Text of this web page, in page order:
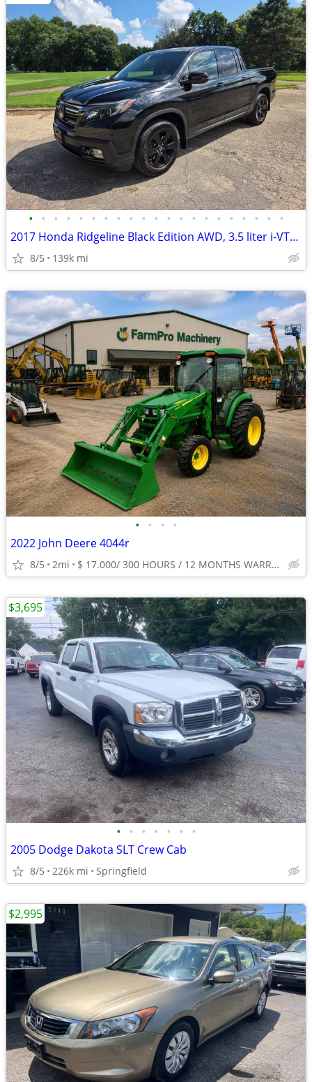
• • • • • • • • • • • • • • • • • • • • •
2017 Honda Ridgeline Black Edition AWD, 3.5 liter i-VTEC V-6 only 139K
8/5 139k mi
• • • •
2022 John Deere 4044r
8/5 2mi $ 17.000/ 300 HOURS / 12 MONTHS WARRANTY
• • • • • • •
2005 Dodge Dakota SLT Crew Cab
8/5 226k mi Springfield
$3,695
$2,995